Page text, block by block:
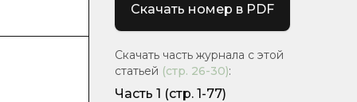
Скачать номер в PDF
Скачать часть журнала с этой
статьей (стр. 26-30):
Часть 1 (стр. 1-77)